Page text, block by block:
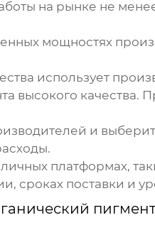
на рынке не менее
мощностях
использует
высокого
и
платформах,
сроках поставки и
пигмент